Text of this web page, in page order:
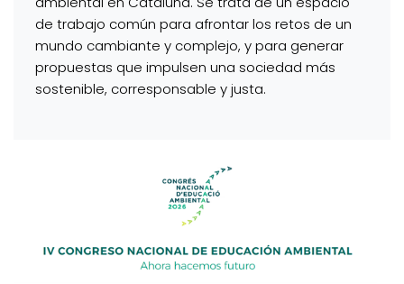
de trabajo común para afrontar los retos de un
mundo cambiante y complejo, y para generar
propuestas que impulsen una sociedad más
sostenible, corresponsable y justa.